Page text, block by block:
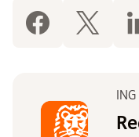
ING